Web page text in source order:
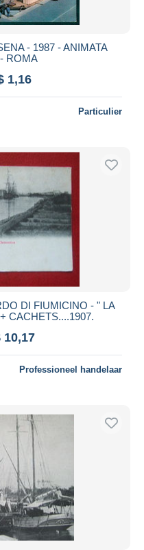
- 1987 - ANIMATA
ROMA
1,16
Particulier
DI FIUMICINO - " LA
CACHETS....1907.
10,17
Professioneel handelaar